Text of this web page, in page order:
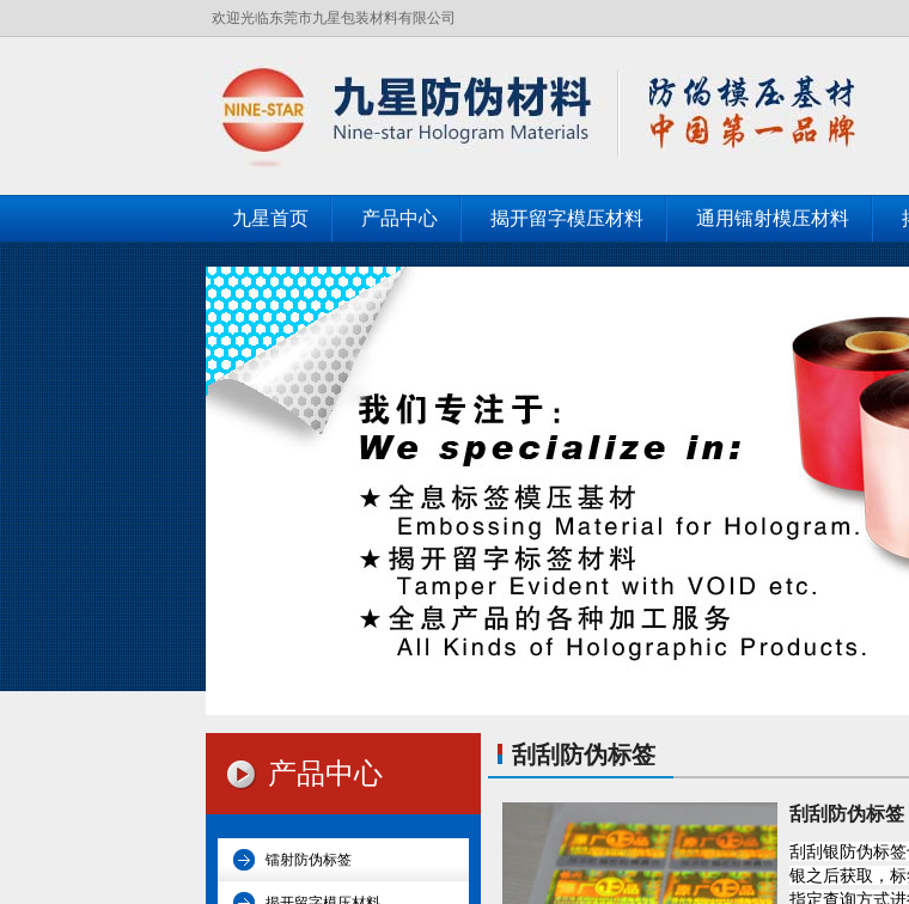
欢迎光临东莞市九星包装材料有限公司
九星首页 产品中心 揭开留字模压材料 通用镭射模压材料
客户见证 联系九星
产品中心
镭射防伪标签
刮刮防伪标签
刮刮防伪标签
刮刮银防伪标签
银之后获取，
指定查询方式